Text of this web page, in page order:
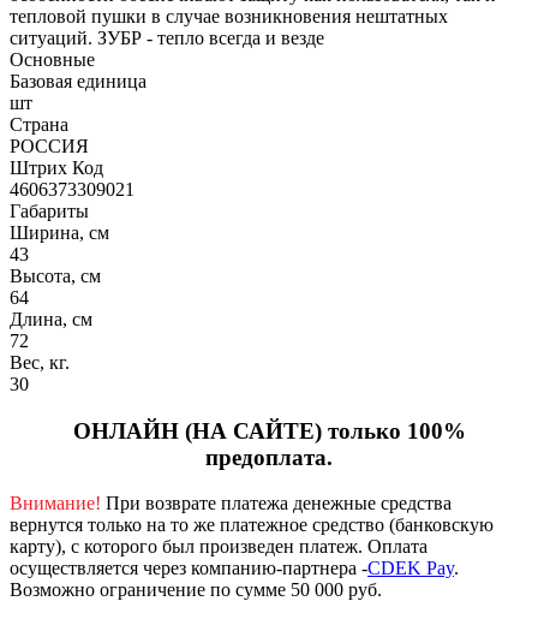
тепловой пушки в случае возникновения нештатных
ситуаций. ЗУБР - тепло всегда и везде
Основные
Базовая единица
шт
Страна
РОССИЯ
Штрих Код
4606373309021
Габариты
Ширина, см
43
Высота, см
64
Длина, см
72
Вес, кг.
30
ОНЛАЙН (НА САЙТЕ) только 100%
предоплата.
Внимание! При возврате платежа денежные средства
вернутся только на то же платежное средство (банковскую
карту), с которого был произведен платеж. Оплата
осуществляется через компанию-партнера -CDEK Pay.
Возможно ограничение по сумме 50 000 руб.